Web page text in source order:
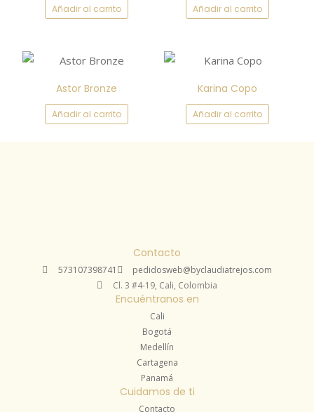
Añadir al carrito Añadir al carrito
Astor Bronze
Añadir al carrito
Karina Copo
Añadir al carrito
Contacto
573107398741
pedidosweb@byclaudiatrejos.com
Cl. 3 #4-19, Cali, Colombia
Encuéntranos en
Cali
Bogotá
Medellín
Cartagena
Panamá
Cuidamos de ti
Contacto